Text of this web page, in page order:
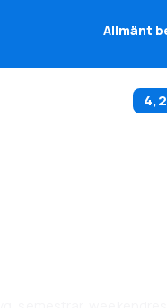
Allmänt
4,2